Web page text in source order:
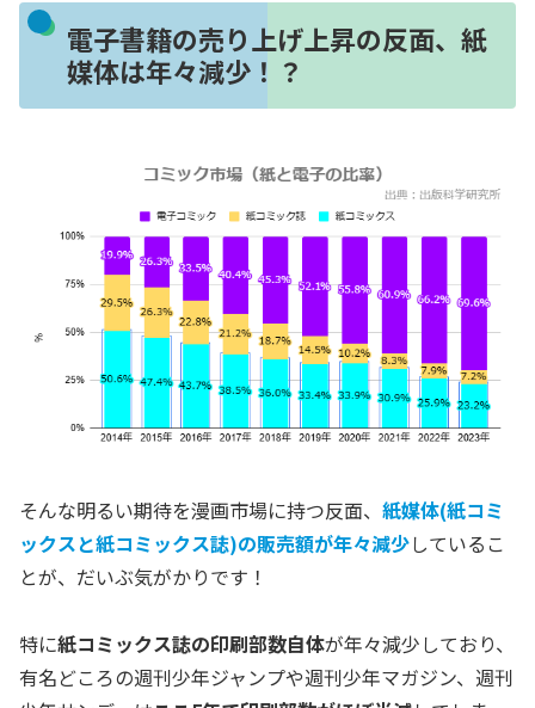
電子書籍の売り上げ上昇の反面、紙
媒体は年々減少！？
そんな明るい期待を漫画市場に持つ反面、 紙媒体(紙コミ
ックスと紙コミックス誌)の販売額が年々減少しているこ
とが、だいぶ気がかりです！
特に紙コミックス誌の印刷部数自体が年々減少しており、
有名どころの週刊少年ジャンプや週刊少年マガジン、週刊